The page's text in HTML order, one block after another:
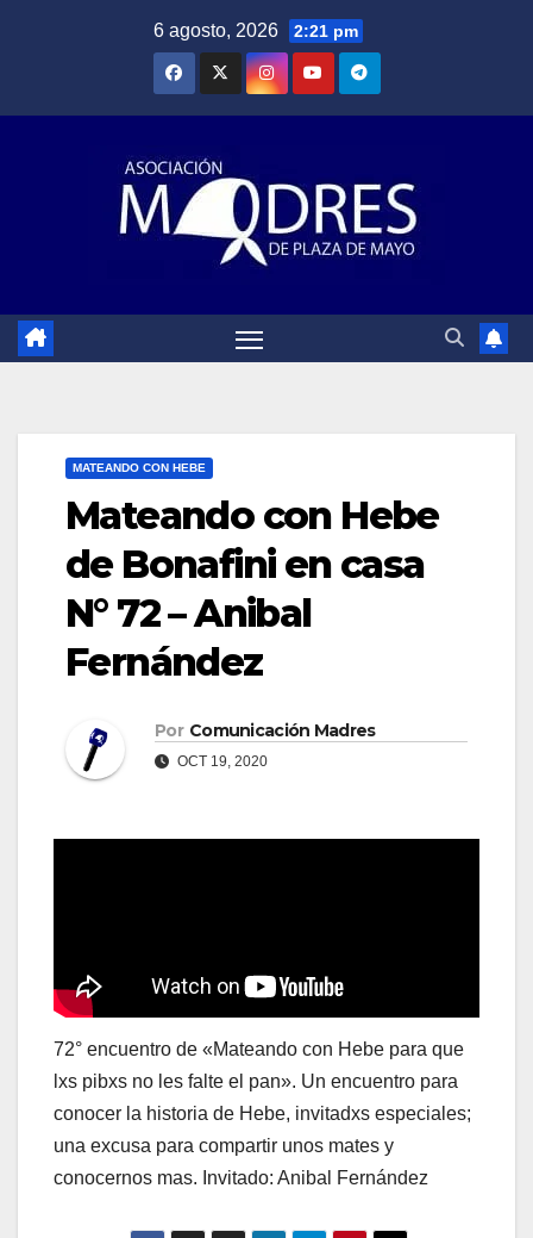
6 agosto, 2026 2:21 pm
MATEANDO CON HEBE
Mateando con Hebe
de Bonafini en casa
N° 72 – Anibal
Fernández
Por Comunicación Madres
OCT 19, 2020
72° encuentro de «Mateando con Hebe para que
lxs pibxs no les falte el pan». Un encuentro para
conocer la historia de Hebe, invitadxs especiales;
una excusa para compartir unos mates y
conocernos mas. Invitado: Anibal Fernández